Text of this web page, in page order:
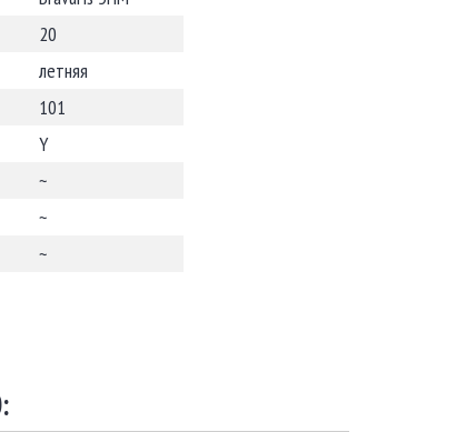
20
летняя
101
Y
~
~
~